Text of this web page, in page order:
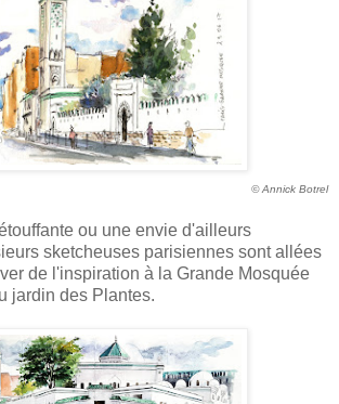
© Annick Botrel
ou une envie d'ailleurs
sketcheuses parisiennes sont allées
de l'inspiration à la Grande Mosquée
jardin des Plantes.